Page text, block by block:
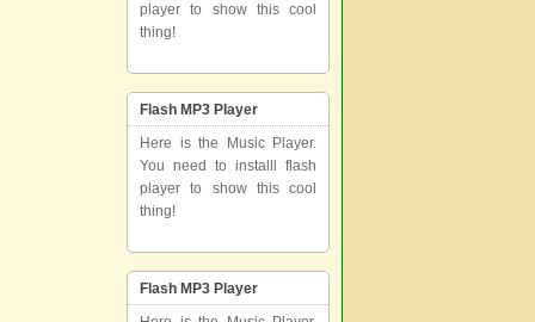
player to show this cool
thing!
Flash MP3 Player
Here is the Music Player.
You need to installl flash
player to show this cool
thing!
Flash MP3 Player